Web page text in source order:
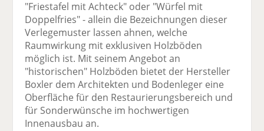
"Friestafel mit Achteck" oder "Würfel mit
Doppelfries" - allein die Bezeichnungen dieser
Verlegemuster lassen ahnen, welche
Raumwirkung mit exklusiven Holzböden
möglich ist. Mit seinem Angebot an
"historischen" Holzböden bietet der Hersteller
Boxler dem Architekten und Bodenleger eine
Oberfläche für den Restaurierungsbereich und
für Sonderwünsche im hochwertigen
Innenausbau an.